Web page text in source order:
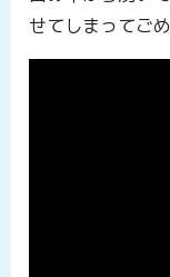
せてしまってごめ